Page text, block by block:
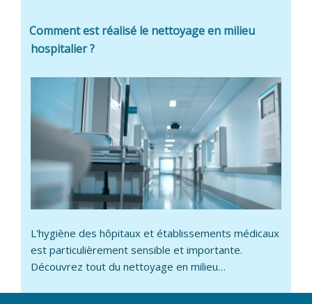
Comment est réalisé le nettoyage en milieu
hospitalier ?
L'hygiène des hôpitaux et établissements médicaux
est particulièrement sensible et importante.
Découvrez tout du nettoyage en milieu…